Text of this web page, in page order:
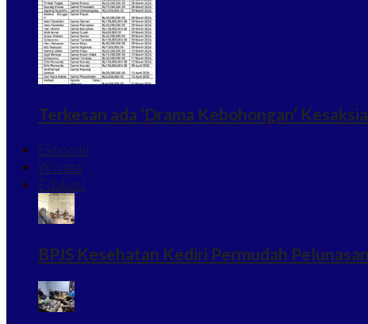
Terkesan ada ‘Drama Kebohongan’
Ekonomi
Wisata
Edukasi
BPJS Kesehatan Kediri Permudah